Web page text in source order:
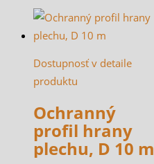
Dostupnosť v detaile
produktu
Ochranný
profil hrany
plechu, D 10 m